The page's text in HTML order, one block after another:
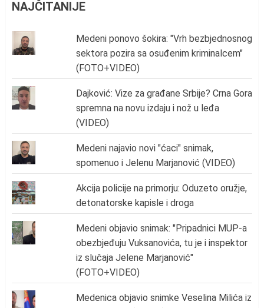
NAJČITANIJE
Medeni ponovo šokira: "Vrh bezbjednosnog
sektora pozira sa osuđenim kriminalcem"
(FOTO+VIDEO)
Dajković: Vize za građane Srbije? Crna Gora
spremna na novu izdaju i nož u leđa
(VIDEO)
Medeni najavio novi "ćaci" snimak,
spomenuo i Jelenu Marjanović (VIDEO)
Akcija policije na primorju: Oduzeto oružje,
detonatorske kapisle i droga
Medeni objavio snimak: "Pripadnici MUP-a
obezbjeđuju Vuksanovića, tu je i inspektor
iz slučaja Jelene Marjanović"
(FOTO+VIDEO)
Medenica objavio snimke Veselina Milića iz